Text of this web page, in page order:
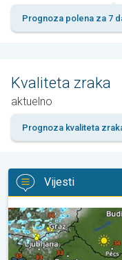
Prognoza polena za 7
Kvaliteta zraka
aktuelno
Prognoza kvaliteta
Vijesti
Ponavljaju se vrućine.